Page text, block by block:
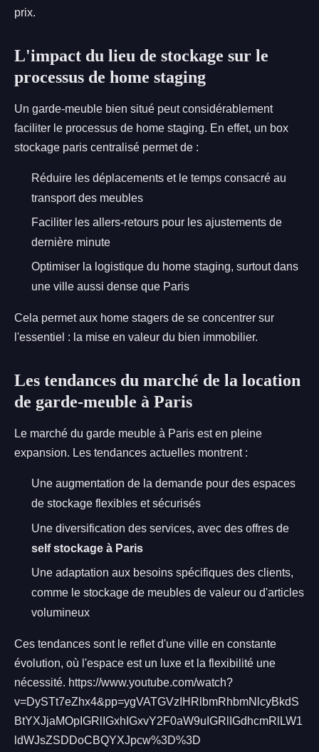
prix.
L'impact du lieu de stockage sur le
processus de home staging
Un garde-meuble bien situé peut considérablement
faciliter le processus de home staging. En effet, un box
stockage paris centralisé permet de :
Réduire les déplacements et le temps consacré au
transport des meubles
Faciliter les allers-retours pour les ajustements de
dernière minute
Optimiser la logistique du home staging, surtout dans
une ville aussi dense que Paris
Cela permet aux home stagers de se concentrer sur
l'essentiel : la mise en valeur du bien immobilier.
Les tendances du marché de la location
de garde-meuble à Paris
Le marché du garde meuble à Paris est en pleine
expansion. Les tendances actuelles montrent :
Une augmentation de la demande pour des espaces
de stockage flexibles et sécurisés
Une diversification des services, avec des offres de
self stockage à Paris
Une adaptation aux besoins spécifiques des clients,
comme le stockage de meubles de valeur ou d'articles
volumineux
Ces tendances sont le reflet d'une ville en constante
évolution, où l'espace est un luxe et la flexibilité une
nécessité. https://www.youtube.com/watch?
v=DySTt7eZhx4&pp=ygVATGVzIHRlbmRhbmNlcyBkdS
BtYXJjaMOpIGRlIGxhIGxvY2F0aW9uIGRlIGdhcmRlLW1
ldWJsZSDDoCBQYXJpcw%3D%3D